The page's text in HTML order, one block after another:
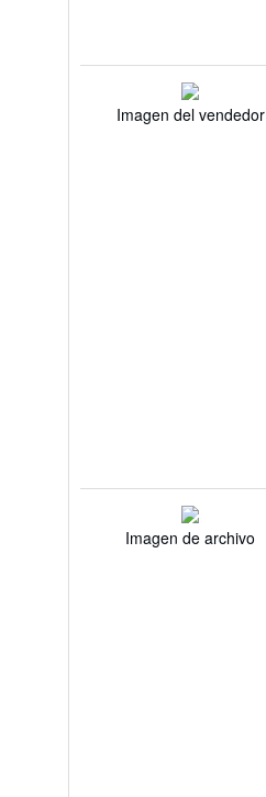
Imagen del vendedor
Imagen de archivo